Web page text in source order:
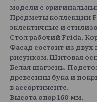
модели с
Предметы коллекции
эклектичные и
Стол рабочий Frida.
Фасад состоит из
рисунком. Щитовая
Белая шагрень.
древесины бука и
в ассортименте.
Высота опор 160 мм.